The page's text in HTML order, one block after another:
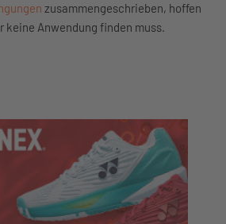
zusammengeschrieben, hoffen
keine Anwendung finden muss.